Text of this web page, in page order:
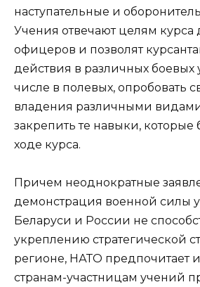
наступательные и
Учения отвечают целям
офицеров и позволят
действия в различных боевых
числе в полевых, опробовать
владения различными
закрепить те навыки,
ходе курса.
Причем неоднократные
демонстрация военной силы
Беларуси и России не
укреплению стратегической
регионе, НАТО предпочитает
странам-участницам учений